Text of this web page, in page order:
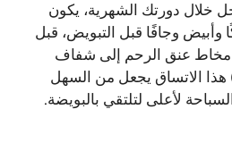
خلال دورتك الشهرية، يكون
وجافًا قبل التبويض، قبل
مخاط عنق الرحم إلى شفاف
الاتساق يجعل من السهل
لأعلى لتلتقي بالبويضة.